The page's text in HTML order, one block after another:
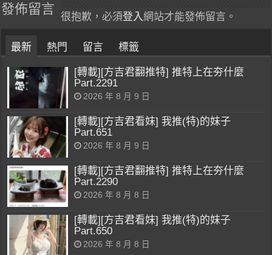
發佈留言
很抱歉，必須登入網站才能發佈留言。
最新 熱門 留言 標籤
[轉載][方吉君翻推特] 推特上在夯什麼
Part.2291
2026 年 8 月 9 日
[轉載][方吉君看妹] 我推(特)的妹子
Part.651
2026 年 8 月 9 日
[轉載][方吉君翻推特] 推特上在夯什麼
Part.2290
2026 年 8 月 8 日
[轉載][方吉君看妹] 我推(特)的妹子
Part.650
2026 年 8 月 8 日